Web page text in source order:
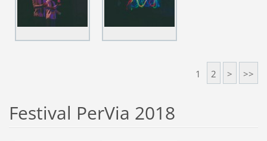
1 2 > >>
Festival PerVia 2018